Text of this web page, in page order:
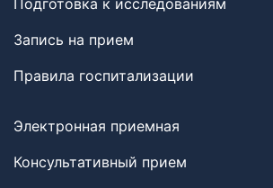
Подготовка к исследованиям
Запись на прием
Правила госпитализации
Электронная приемная
Консультативный прием